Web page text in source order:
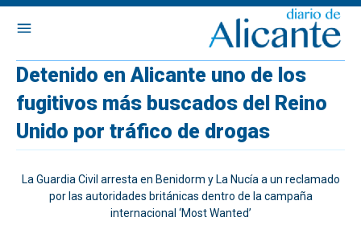
Detenido en Alicante uno de los
fugitivos más buscados del Reino
Unido por tráfico de drogas
La Guardia Civil arresta en Benidorm y La Nucía a un reclamado
por las autoridades británicas dentro de la campaña
internacional ‘Most Wanted’